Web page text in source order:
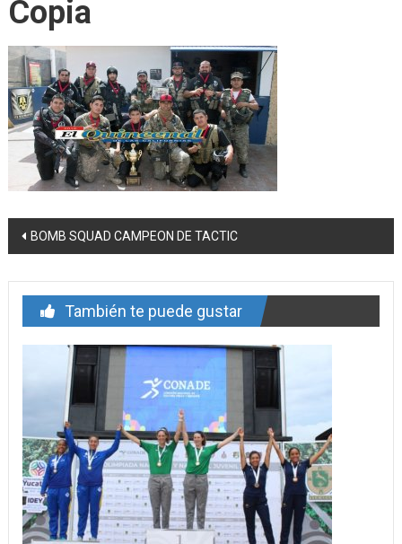
Copia
Navegación
entrada
BOMB SQUAD CAMPEON DE TACTIC
También te puede gustar